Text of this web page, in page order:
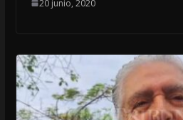
20 junio, 2020